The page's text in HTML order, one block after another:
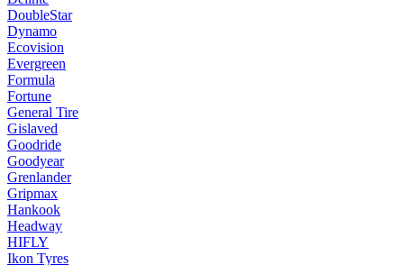
DoubleStar
Dynamo
Ecovision
Evergreen
Formula
Fortune
General Tire
Gislaved
Goodride
Goodyear
Grenlander
Gripmax
Hankook
Headway
HIFLY
Ikon Tyres